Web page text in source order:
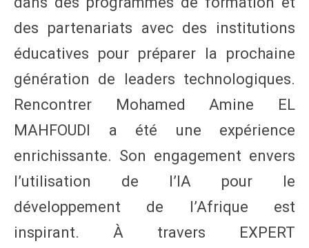
des partenariats avec des institutions
éducatives pour préparer la prochaine
génération de leaders technologiques.
Rencontrer Mohamed Amine EL
MAHFOUDI a été une expérience
enrichissante. Son engagement envers
l’utilisation de l’IA pour le
développement de l’Afrique est
inspirant. À travers EXPERT